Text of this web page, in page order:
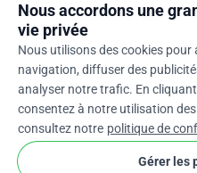
Fr arrow_drop_down
★★★★★4,9 / 5 sur la
Nous accordons une
vie privée
Nous utilisons des cookies pour
navigation, diffuser des
analyser notre trafic. En
consentez à notre utilisation
consultez notre politique de
Gérer les